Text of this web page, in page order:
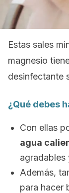
Estas sales
magnesio
desinfectante
¿Qué debes
Con ellas
agua
agradables
Además,
para hacer